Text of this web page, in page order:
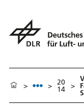
> > 20
14 >